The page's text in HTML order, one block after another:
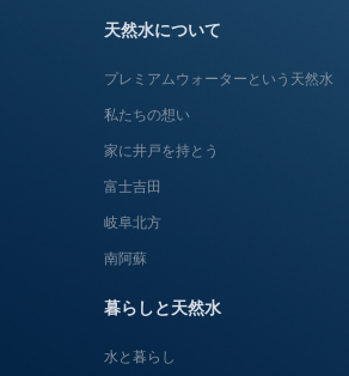
天然水について
プレミアムウォーターという天然水
私たちの想い
家に井戸を持とう
富士吉田
岐阜北方
南阿蘇
暮らしと天然水
水と暮らし